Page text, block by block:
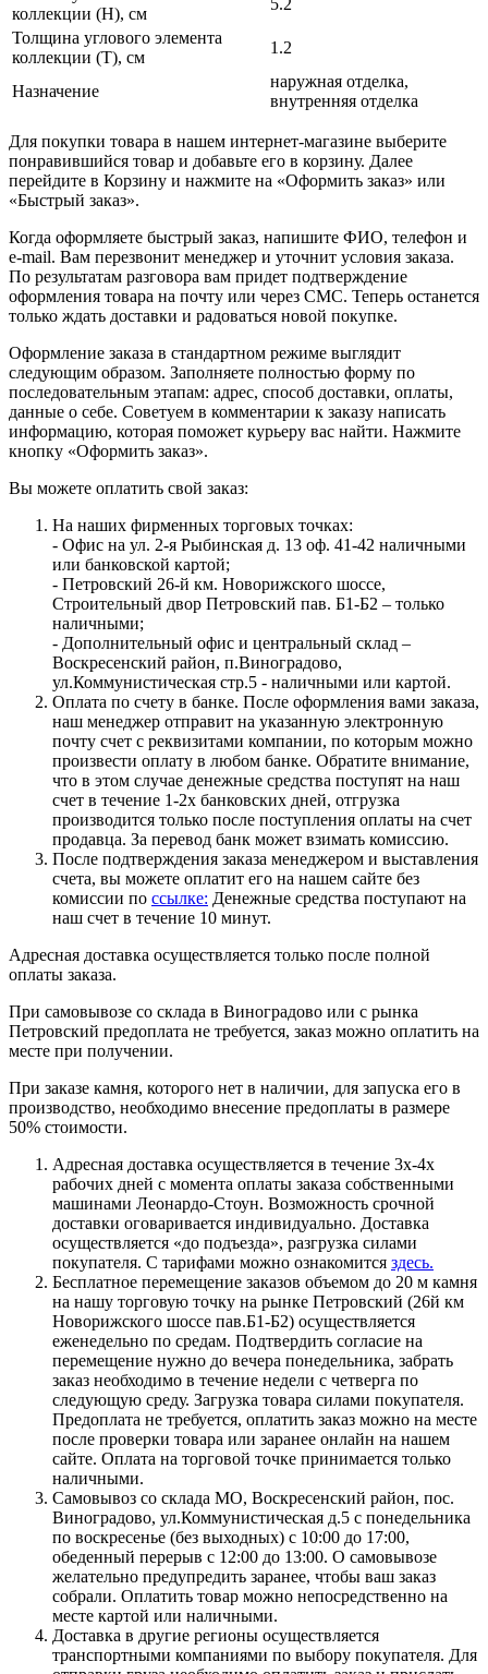
коллекции (H), см
Толщина углового элемента
коллекции (T), см
1.2
Назначение
наружная отделка,
внутренняя отделка
Для покупки товара в нашем интернет-магазине выберите
понравившийся товар и добавьте его в корзину. Далее
перейдите в Корзину и нажмите на «Оформить заказ» или
«Быстрый заказ».
Когда оформляете быстрый заказ, напишите ФИО, телефон и
e-mail. Вам перезвонит менеджер и уточнит условия заказа.
По результатам разговора вам придет подтверждение
оформления товара на почту или через СМС. Теперь останется
только ждать доставки и радоваться новой покупке.
Оформление заказа в стандартном режиме выглядит
следующим образом. Заполняете полностью форму по
последовательным этапам: адрес, способ доставки, оплаты,
данные о себе. Советуем в комментарии к заказу написать
информацию, которая поможет курьеру вас найти. Нажмите
кнопку «Оформить заказ».
Вы можете оплатить свой заказ:
На наших фирменных торговых точках:
- Офис на ул. 2-я Рыбинская д. 13 оф. 41-42 наличными
или банковской картой;
- Петровский 26-й км. Новорижского шоссе,
Строительный двор Петровский пав. Б1-Б2 – только
наличными;
- Дополнительный офис и центральный склад –
Воскресенский район, п.Виноградово,
ул.Коммунистическая стр.5 - наличными или картой.
Оплата по счету в банке. После оформления вами заказа,
наш менеджер отправит на указанную электронную
почту счет с реквизитами компании, по которым можно
произвести оплату в любом банке. Обратите внимание,
что в этом случае денежные средства поступят на наш
счет в течение 1-2х банковских дней, отгрузка
производится только после поступления оплаты на счет
продавца. За перевод банк может взимать комиссию.
После подтверждения заказа менеджером и выставления
счета, вы можете оплатит его на нашем сайте без
комиссии по ссылке: Денежные средства поступают на
наш счет в течение 10 минут.
Адресная доставка осуществляется только после полной
оплаты заказа.
При самовывозе со склада в Виноградово или с рынка
Петровский предоплата не требуется, заказ можно оплатить на
месте при получении.
При заказе камня, которого нет в наличии, для запуска его в
производство, необходимо внесение предоплаты в размере
50% стоимости.
Адресная доставка осуществляется в течение 3х-4х
рабочих дней с момента оплаты заказа собственными
машинами Леонардо-Стоун. Возможность срочной
доставки оговаривается индивидуально. Доставка
осуществляется «до подъезда», разгрузка силами
покупателя. С тарифами можно ознакомится здесь.
Бесплатное перемещение заказов объемом до 20 м камня
на нашу торговую точку на рынке Петровский (26й км
Новорижского шоссе пав.Б1-Б2) осуществляется
еженедельно по средам. Подтвердить согласие на
перемещение нужно до вечера понедельника, забрать
заказ необходимо в течение недели с четверга по
следующую среду. Загрузка товара силами покупателя.
Предоплата не требуется, оплатить заказ можно на месте
после проверки товара или заранее онлайн на нашем
сайте. Оплата на торговой точке принимается только
наличными.
Самовывоз со склада МО, Воскресенский район, пос.
Виноградово, ул.Коммунистическая д.5 с понедельника
по воскресенье (без выходных) с 10:00 до 17:00,
обеденный перерыв с 12:00 до 13:00. О самовывозе
желательно предупредить заранее, чтобы ваш заказ
собрали. Оплатить товар можно непосредственно на
месте картой или наличными.
Доставка в другие регионы осуществляется
транспортными компаниями по выбору покупателя. Для